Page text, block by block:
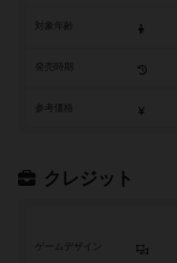
クレジット